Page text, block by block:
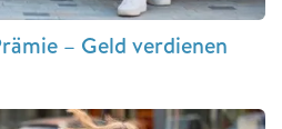
– Geld verdienen